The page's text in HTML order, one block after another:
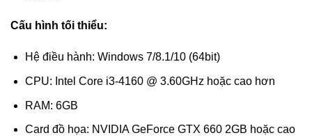
Cấu hình tối thiểu:
Hệ điều hành: Windows 7/8.1/10 (64bit)
CPU: Intel Core i3-4160 @ 3.60GHz hoặc cao hơn
RAM: 6GB
Card đồ họa: NVIDIA GeForce GTX 660 2GB hoặc cao